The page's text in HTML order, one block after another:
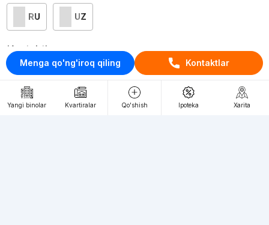
Menga qo'ng'iroq qiling Kontaktlar
Yangi binolar Kvartiralar Qo'shish Ipoteka Xarita
RU UZ
Kontaktlar
loyiha haqida
Webnow © loyihasi